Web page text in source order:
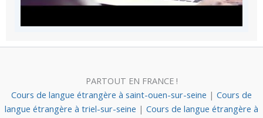
PARTOUT EN FRANCE !
Cours de langue étrangère à saint-ouen-sur-seine | Cours de
langue étrangère à triel-sur-seine | Cours de langue étrangère à